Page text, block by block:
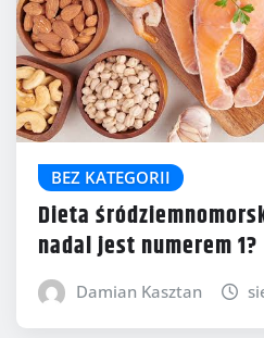
BEZ KATEGORII
Dieta
nadal jest numerem 1?
Damian Kasztan